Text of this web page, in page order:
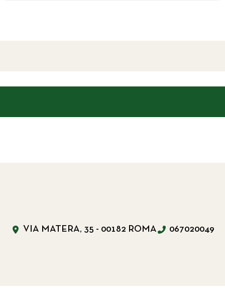
VIA MATERA, 35 - 00182 ROMA 067020049